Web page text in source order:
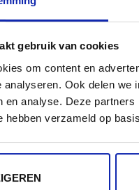
gebruik van cookies
om content en
analyseren. Ook delen
en analyse. Deze
hebben verzameld op
platform via FTP/
Linux met behulp van